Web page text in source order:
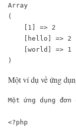
Array
(
    [1] => 2
    [hello] => 2
    [world] => 1
)
Một ví dụ về ứng
Một ứng dụng
<?php